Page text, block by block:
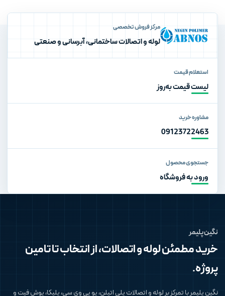
مرکز فروش تخصصی
لوله و اتصالات ساختمانی، آبرسانی و صنعتی
استعلام قیمت
لیست قیمت به‌روز
مشاوره خرید
09123722463
جستجوی محصول
ورود به فروشگاه
نگین پلیمر
خرید مطمئن لوله و اتصالات، از انتخاب تا تامین
پروژه.
نگین پلیمر با تمرکز بر لوله و اتصالات پلی اتیلن، یو پی وی سی، پلیکا، پوش فیت و